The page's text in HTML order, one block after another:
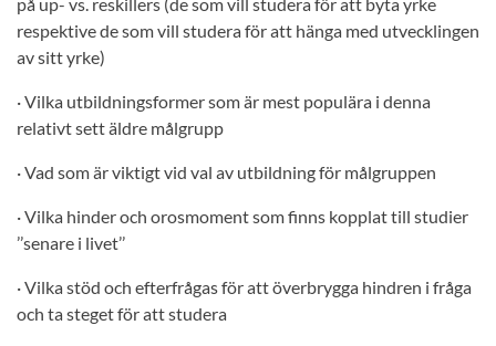
respektive de som vill studera för att hänga med utvecklingen
av sitt yrke)
· Vilka utbildningsformer som är mest populära i denna
relativt sett äldre målgrupp
· Vad som är viktigt vid val av utbildning för målgruppen
· Vilka hinder och orosmoment som finns kopplat till studier
’’senare i livet’’
· Vilka stöd och efterfrågas för att överbrygga hindren i fråga
och ta steget för att studera